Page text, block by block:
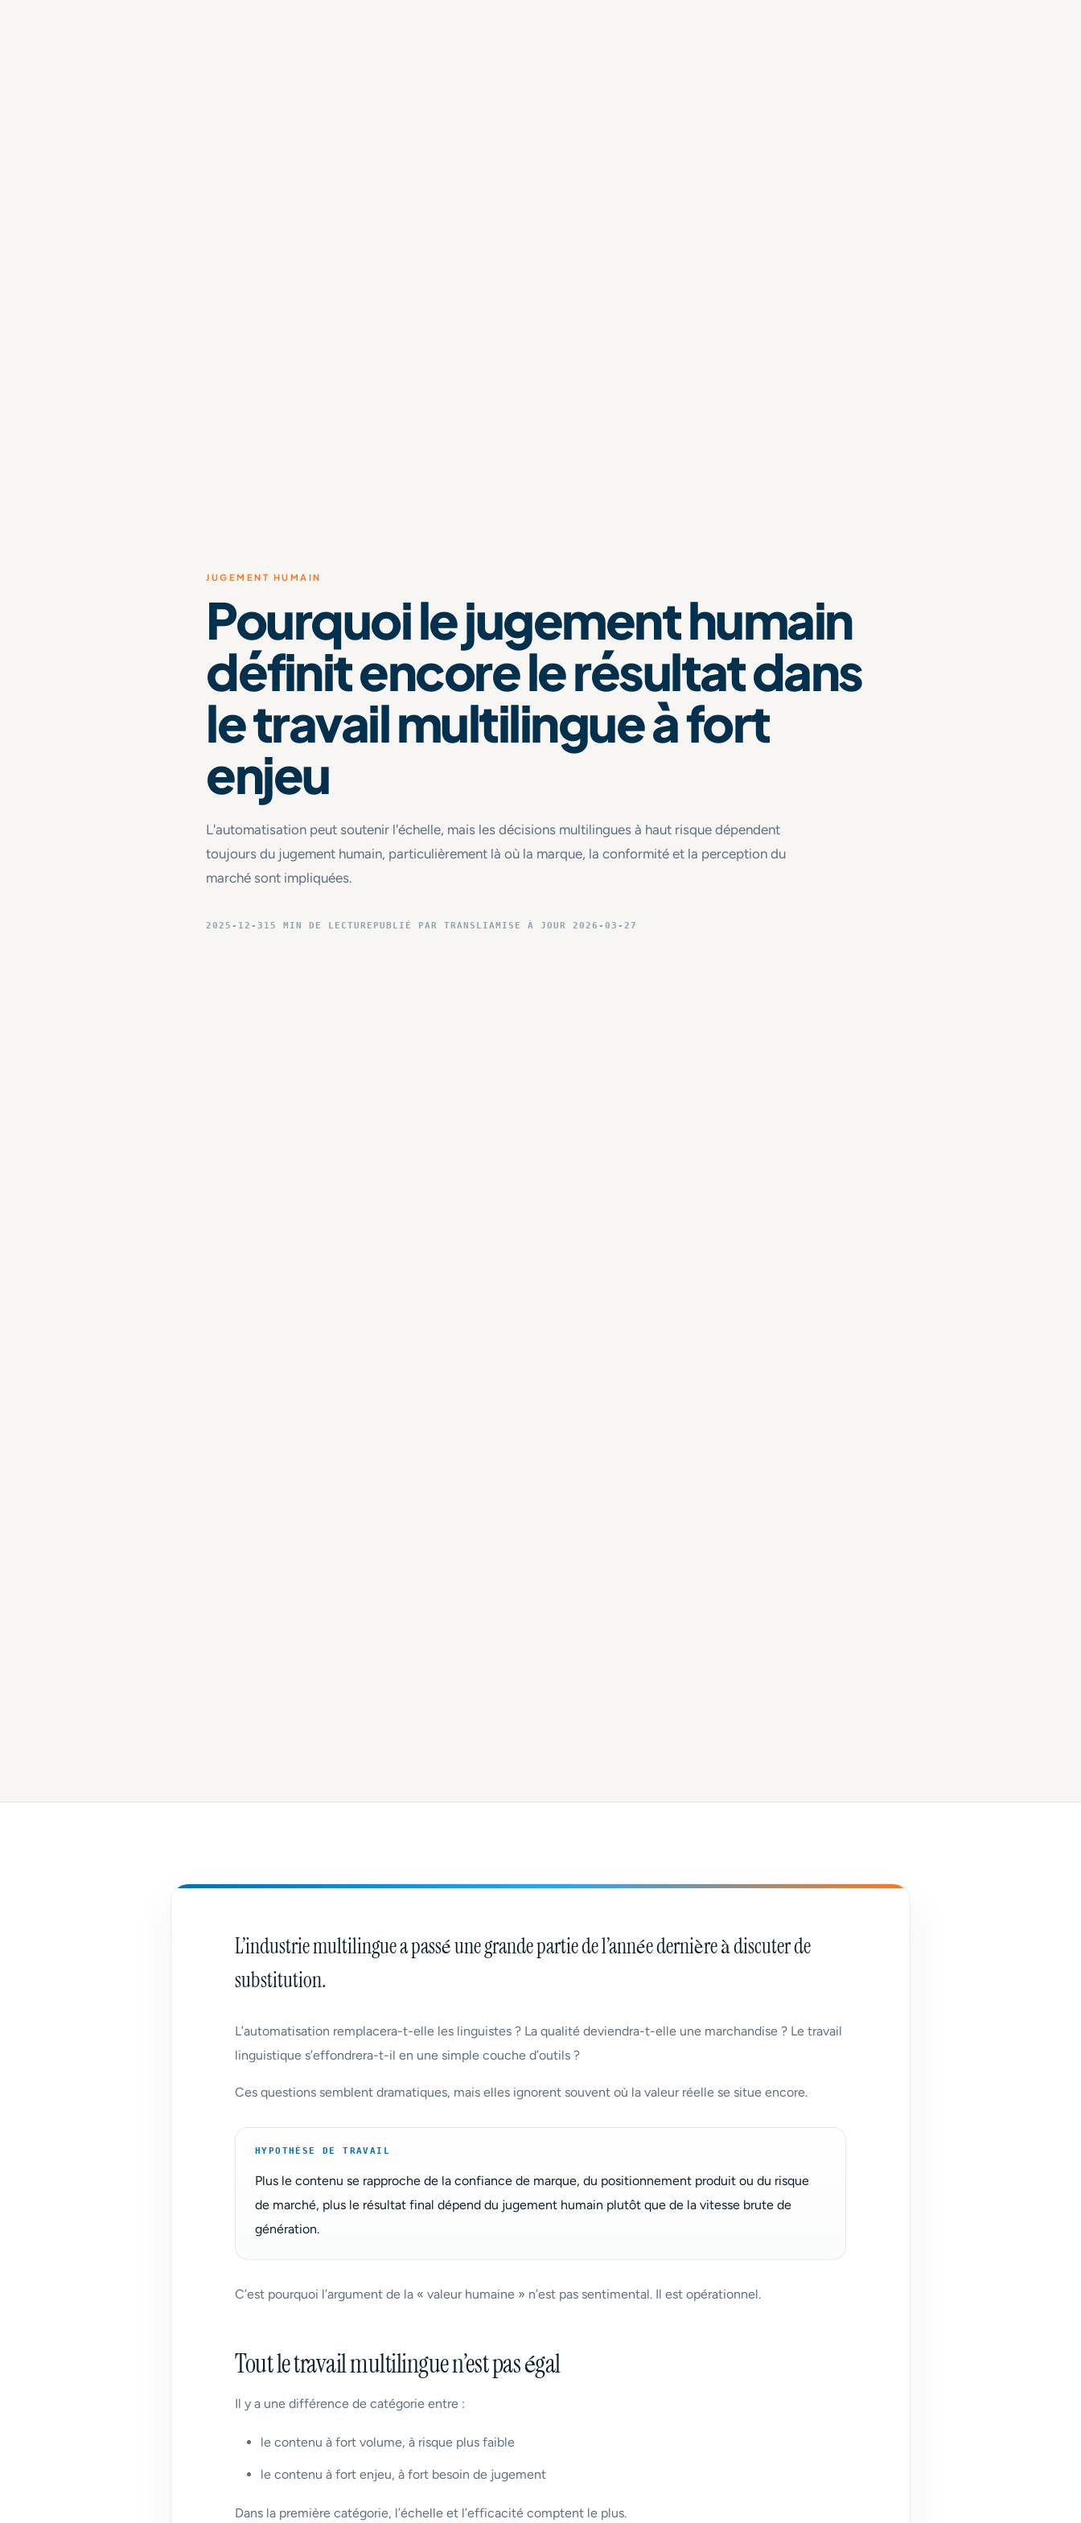
JUGEMENT HUMAIN
Pourquoi le jugement humain
définit encore le résultat dans
le travail multilingue à fort
enjeu
L'automatisation peut soutenir l'échelle, mais les décisions multilingues à haut risque dépendent
toujours du jugement humain, particulièrement là où la marque, la conformité et la perception du
marché sont impliquées.
2025-12-31 5 MIN DE LECTURE PUBLIÉ PAR TRANSLIAMISE À JOUR 2026-03-27
L’industrie multilingue a passé une grande partie de l’année dernière à discuter de
substitution.
L’automatisation remplacera-t-elle les linguistes ? La qualité deviendra-t-elle une marchandise ? Le travail
linguistique s’effondrera-t-il en une simple couche d’outils ?
Ces questions semblent dramatiques, mais elles ignorent souvent où la valeur réelle se situe encore.
HYPOTHÈSE DE TRAVAIL
Plus le contenu se rapproche de la confiance de marque, du positionnement produit ou du risque
de marché, plus le résultat final dépend du jugement humain plutôt que de la vitesse brute de
génération.
C’est pourquoi l’argument de la « valeur humaine » n’est pas sentimental. Il est opérationnel.
Tout le travail multilingue n’est pas égal
Il y a une différence de catégorie entre :
le contenu à fort volume, à risque plus faible
le contenu à fort enjeu, à fort besoin de jugement
Dans la première catégorie, l’échelle et l’efficacité comptent le plus.